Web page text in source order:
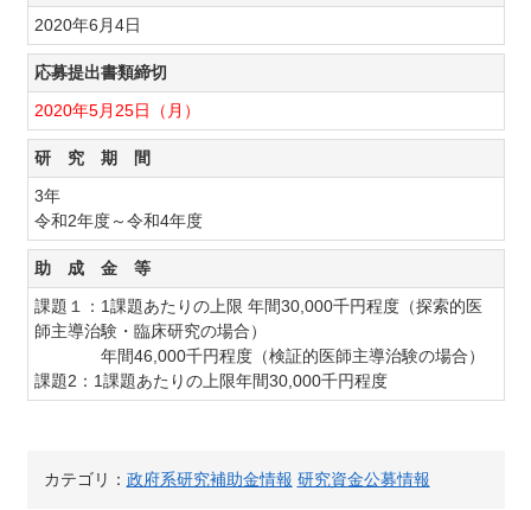
2020年6月4日
応募提出書類締切
2020年5月25日（月）
研 究 期 間
3年
令和2年度～令和4年度
助 成 金 等
課題１：1課題あたりの上限 年間30,000千円程度（探索的医
師主導治験・臨床研究の場合）
年間46,000千円程度（検証的医師主導治験の場合）
課題2：1課題あたりの上限年間30,000千円程度
カテゴリ： 政府系研究補助金情報 研究資金公募情報